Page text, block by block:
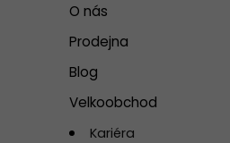
O nás
Prodejna
Blog
Velkoobchod
Kariéra